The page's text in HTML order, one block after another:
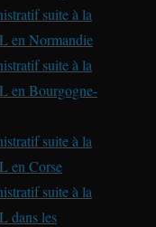
suite à la
en Normandie
suite à la
en Bourgogne-
suite à la
en Corse
suite à la
dans les